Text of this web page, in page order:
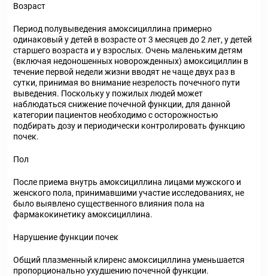
Возраст
Период полувыведения амоксициллина примерно
одинаковый у детей в возрасте от 3 месяцев до 2 лет, у детей
старшего возраста и у взрослых. Очень маленьким детям
(включая недоношенных новорожденных) амоксициллин в
течение первой недели жизни вводят не чаще двух раз в
сутки, принимая во внимание незрелость почечного пути
выведения. Поскольку у пожилых людей может
наблюдаться снижение почечной функции, для данной
категории пациентов необходимо с осторожностью
подбирать дозу и периодически контролировать функцию
почек.
Пол
После приема внутрь амоксициллина лицами мужского и
женского пола, принимавшими участие исследованиях, не
было выявлено существенного влияния пола на
фармакокинетику амоксициллина.
Нарушение функции почек
Общий плазменный клиренс амоксициллина уменьшается
пропорционально ухудшению почечной функции.